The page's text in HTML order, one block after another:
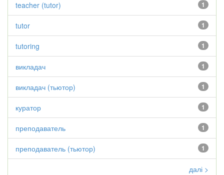
1
teacher (tutor)
1
tutor
1
tutoring
1
викладач
1
викладач (тьютор)
1
куратор
1
преподаватель
1
преподаватель (тьютор)
далі >